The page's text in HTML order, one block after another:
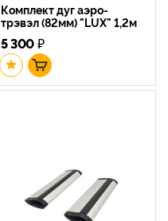
Комплект дуг аэро-
трэвэл (82мм) "LUX" 1,2м
5 300₽